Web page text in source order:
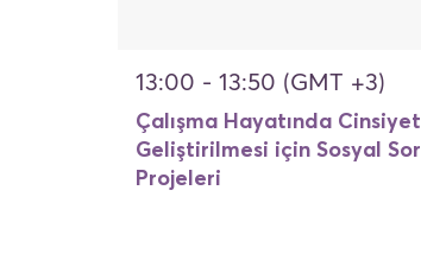
13:00 - 13:50 (GMT +3)
Çalışma Hayatında
Geliştirilmesi için Sosyal
Projeleri